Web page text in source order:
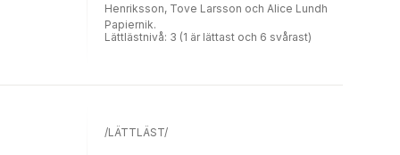
Henriksson, Tove Larsson och Alice Lundh
Papiernik.
Lättlästnivå: 3 (1 är lättast och 6 svårast)
/LÄTTLÄST/